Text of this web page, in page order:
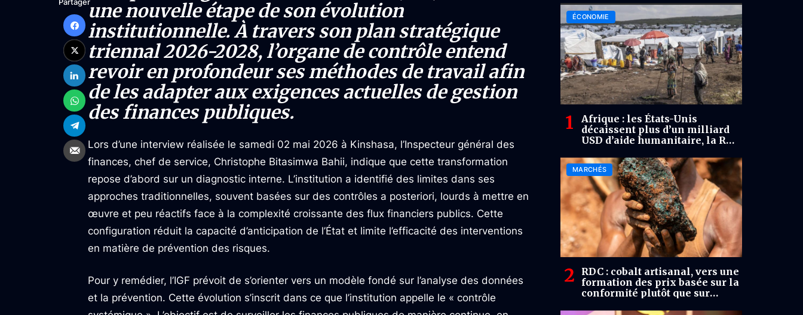
une nouvelle étape de son évolution
institutionnelle. À travers son plan stratégique
triennal 2026-2028, l’organe de contrôle entend
revoir en profondeur ses méthodes de travail afin
de les adapter aux exigences actuelles de gestion
des finances publiques.
Lors d’une interview réalisée le samedi 02 mai 2026 à Kinshasa, l’Inspecteur général des
finances, chef de service, Christophe Bitasimwa Bahii, indique que cette transformation
repose d’abord sur un diagnostic interne. L’institution a identifié des limites dans ses
approches traditionnelles, souvent basées sur des contrôles a posteriori, lourds à mettre en
œuvre et peu réactifs face à la complexité croissante des flux financiers publics. Cette
configuration réduit la capacité d’anticipation de l’État et limite l’efficacité des interventions
en matière de prévention des risques.
Pour y remédier, l’IGF prévoit de s’orienter vers un modèle fondé sur l’analyse des données
et la prévention. Cette évolution s’inscrit dans ce que l’institution appelle le « contrôle
ÉCONOMIE
Afrique : les États-Unis
décaissent plus d’un milliard
USD d’aide humanitaire, la RDC
MARCHÉS
RDC : cobalt artisanal, vers une
formation des prix basée sur la
conformité plutôt que sur